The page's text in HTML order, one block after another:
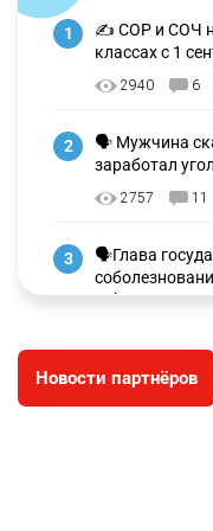
1
✍️ СОР и СОЧ
классах с 1
2940 6
2
🗣 Мужчина
заработал
2757 11
3
🗣Глава
қаһарманы
🇫🇷 Клуб ПСЖ
футбольной
Новости партнёров